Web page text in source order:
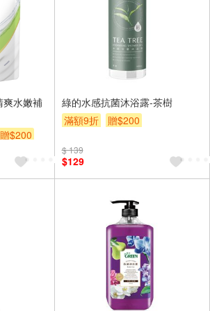
爽水嫩補
贈$200
綠的水感抗菌沐浴露-茶樹
滿額9折
贈$200
$ 139
$129